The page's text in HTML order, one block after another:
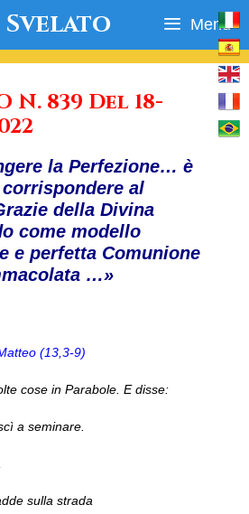
Menu
N. 839 Del 18-
la Perfezione… è
al
della Divina
come modello
e perfetta Comunione
…»
(13,3-9)
cose in Parabole. E disse:
a seminare.
sulla strada